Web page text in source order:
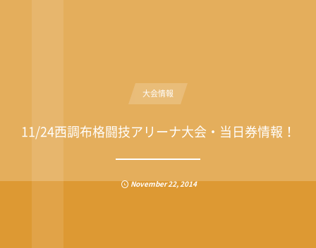
大会情報
11/24西調布格闘技アリーナ大会・当日券情報！
November22,2014